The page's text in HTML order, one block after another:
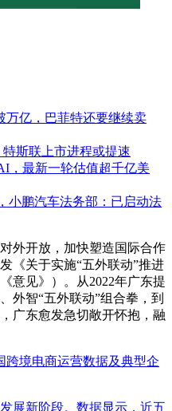
万亿，巴菲特还要继续卖
斯联上市进程或提速
，最新一轮估值超千亿美
小鹏汽车法务部：已启动法
外开放，加快塑造国际合作
《关于实施“五外联动”推进
意见》）。从2022年广东提
外智“五外联动”组合拳，到
广东愈发急切敞开怀抱，融
跨境电商运营数据及典型企
展新阶段。数据显示，近五